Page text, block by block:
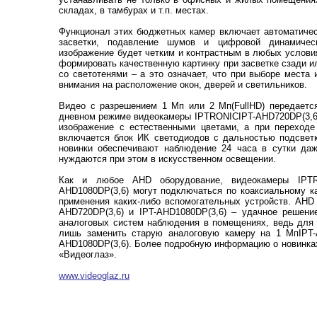
складах, в тамбурах и т.п. местах.
Функционал этих бюджетных камер включает
засветки, подавление шумов и цифровой
изображение будет четким и контрастным в любых
формировать качественную картинку при засветке сзади
со светотенями – а это означает, что при выборе
внимания на расположение окон, дверей и светильников.
Видео с разрешением 1 Мп или 2 Мп(FullHD)
дневном режиме видеокамеры IPTRONICIPT-
изображение с естественными цветами, а при
включается блок ИК светодиодов с дальностью
новинки обеспечивают наблюдение 24 часа в сутки
нуждаются при этом в искусственном освещении.
Как и любое AHD оборудование, видеокамеры
AHD1080DP(3,6) могут подключаться по коаксиальному
применения каких-либо вспомогательных устройств.
AHD720DP(3,6) и IPT-AHD1080DP(3,6) – удачное
аналоговых систем наблюдения в помещениях, ведь для
лишь заменить старую аналоговую камеру на 1
AHD1080DP(3,6). Более подробную информацию о
«Видеоглаз».
www.videoglaz.ru